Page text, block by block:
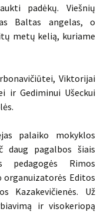
padėkų. Viešnių
Baltas angelas, o
metų kelią, kuriame
Viktorijai
ir Gediminui Ušeckui
palaiko mokyklos
daug pagalbos šiais
pedagogės Rimos
organuizatorės Editos
Kazakevičienės. Už
ir visokeriopą